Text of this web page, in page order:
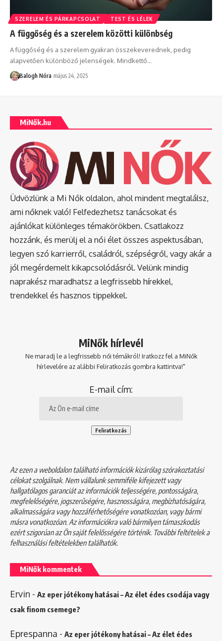
SZERELEM ÉS PÁRKAPCSOLAT TEST ÉS LÉLEK
A függőség és a szerelem közötti különbség
A függőség és a szerelem gyakran összekeverednek, pedig
alapvetően különböző jelenségek. Mindkettő…
Balogh Nóra május 24, 2025
MiNők.hu
Üdvözlünk a Mi Nők oldalon, ahol mindent megtalálsz,
ami nőknek való! Felfedezhetsz tanácsokat és
ajánlókat különleges témakörökben. Csatlakozz
hozzánk, és merülj el a női élet összes aspektusában,
legyen szó karrierről, családról, szépségről, vagy akár a
jól megérdemelt kikapcsolódásról. Velünk mindig
naprakész maradhatsz a legfrissebb hírekkel,
trendekkel és hasznos tippekkel.
MiNők hírlevél
Ne maradj le a legfrissebb női témákról! Iratkozz fel a MiNők
hírlevelére az alábbi Feliratkozás gombra kattintva!"
E-mail cím:
Az ezen a weboldalon található információk kizárólag szórakoztatási
célokat szolgálnak. Nem vállalunk semmiféle kifejezett vagy
hallgatólagos garanciát az információk teljességére, pontosságára,
megfelelőségére, jogszerűségére, hasznosságára, megbízhatóságára,
alkalmasságára vagy hozzáférhetőségére vonatkozóan, vagy bármi
másra vonatkozóan. Az információkra való bármilyen támaszkodás
ezért szigorúan az Ön saját felelősségére történik. További feltételek a
felhasználási feltételekbentalálhatók.
MiNők kommentek
Ervin - Az eper jótékony hatásai – Az élet édes csodája vagy
csak finom csemege?
Eprespanna - Az eper jótékony hatásai – Az élet édes